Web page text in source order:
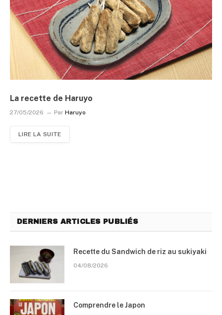
La recette de Haruyo
27/05/2026 Par Haruyo
LIRE LA SUITE
DERNIERS ARTICLES PUBLIÉS
Recette du Sandwich de riz au sukiyaki
04/08/2026
Comprendre le Japon